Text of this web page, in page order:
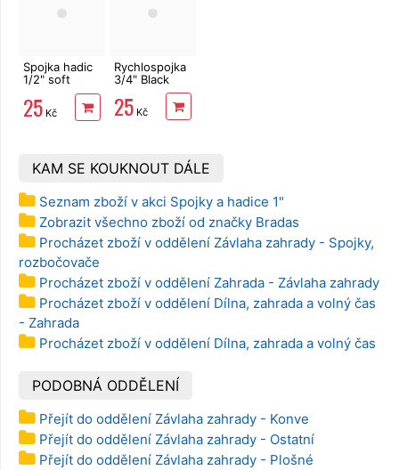
Spojka hadic
1/2" soft
25 Kč
Rychlospojka
3/4" Black
25Kč
KAM SE KOUKNOUT DÁLE
Seznam zboží v akci Spojky a hadice 1"
Zobrazit všechno zboží od značky Bradas
Procházet zboží v oddělení Závlaha zahrady - Spojky,
rozbočovače
Procházet zboží v oddělení Zahrada - Závlaha zahrady
Procházet zboží v oddělení Dílna, zahrada a volný čas
- Zahrada
Procházet zboží v oddělení Dílna, zahrada a volný čas
PODOBNÁ ODDĚLENÍ
Přejít do oddělení Závlaha zahrady - Konve
Přejít do oddělení Závlaha zahrady - Ostatní
Přejít do oddělení Závlaha zahrady - Plošné